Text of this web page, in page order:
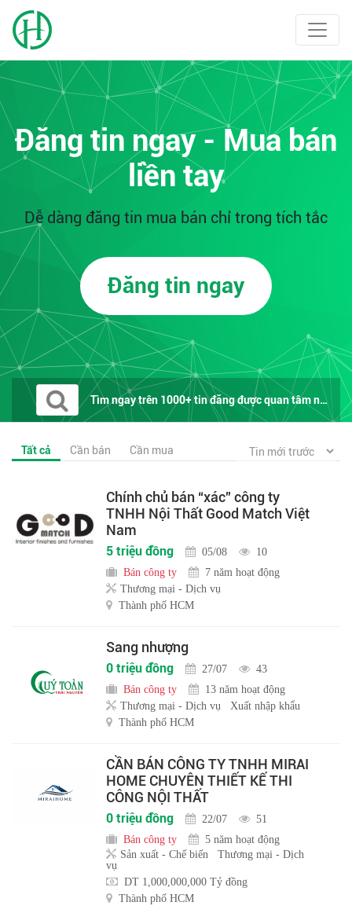
Đăng tin ngay - Mua bán
liền tay
Dễ dàng đăng tin mua bán chỉ trong tích tắc
Đăng tin ngay
Tìm ngay trên 1000+ tin đăng được quan tâm nhất trên...
Tất cả Cần bán Cần mua
Chính chủ bán “xác” công ty
TNHH Nội Thất Good Match Việt
Nam
5 triệu đồng 05/08
10
Bán công ty
7 năm hoạt động
Thương mại - Dịch vụ
Thành phố HCM
Sang nhượng
0 triệu đồng 27/07
43
Bán công ty
13 năm hoạt động
Thương mại - Dịch vụ
Xuất nhập khẩu
Thành phố HCM
CẦN BÁN CÔNG TY TNHH MIRAI
HOME CHUYÊN THIẾT KẾ THI
CÔNG NỘI THẤT
0 triệu đồng 22/07
51
Bán công ty
5 năm hoạt động
Sản xuất - Chế biến
Thương mại - Dịch
vụ
DT 1,000,000,000 Tỷ đồng
Thành phố HCM